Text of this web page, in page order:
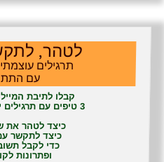
לטהר,
תרגילים
עם התת
קבלו לתיבת
3 טיפים עם תרגילים יעילים ועוצמתיים:
כיצד לטהר את
כיצד לתקשר
כדי לקבל
ופתרונות